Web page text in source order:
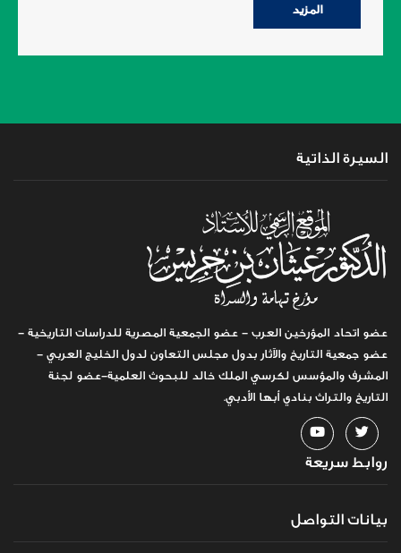
المزيد
السيرة الذاتية
عضو اتحاد المؤرخين العرب - عضو الجمعية المصرية للدراسات التاريخية -
عضو جمعية التاريخ والآثار بدول مجلس التعاون لدول الخليج العربي -
المشرف والمؤسس لكرسي الملك خالد للبحوث العلمية-عضو لجنة
التاريخ والتراث بنادي أبها الأدبي.
روابط سريعة
بيانات التواصل